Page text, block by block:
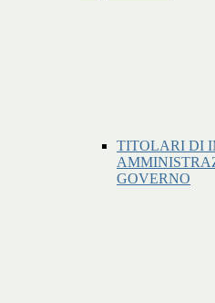
TITOLARI DI
GOVERNO